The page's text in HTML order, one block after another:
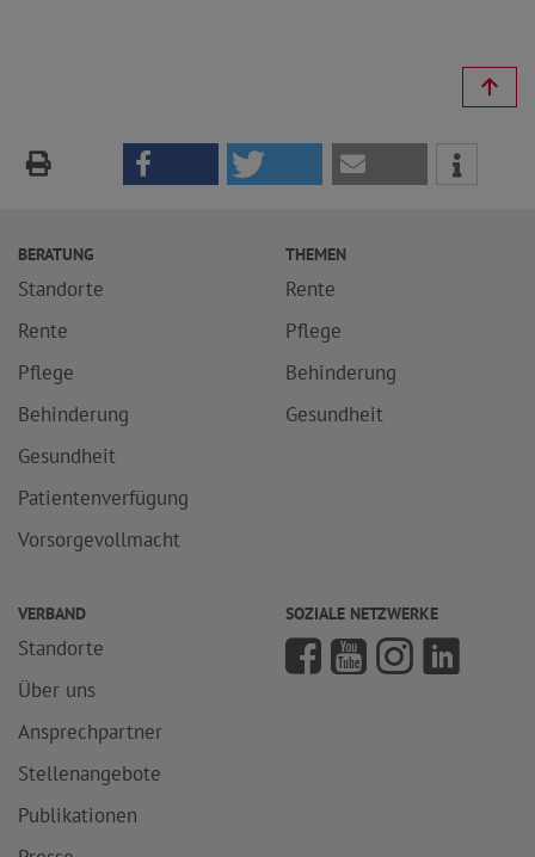
BERATUNG
Standorte
Rente
Pflege
Behinderung
Gesundheit
Patientenverfügung
Vorsorgevollmacht
THEMEN
Rente
Pflege
Behinderung
Gesundheit
VERBAND
Standorte
Über uns
Ansprechpartner
Stellenangebote
Publikationen
SOZIALE NETZWERKE